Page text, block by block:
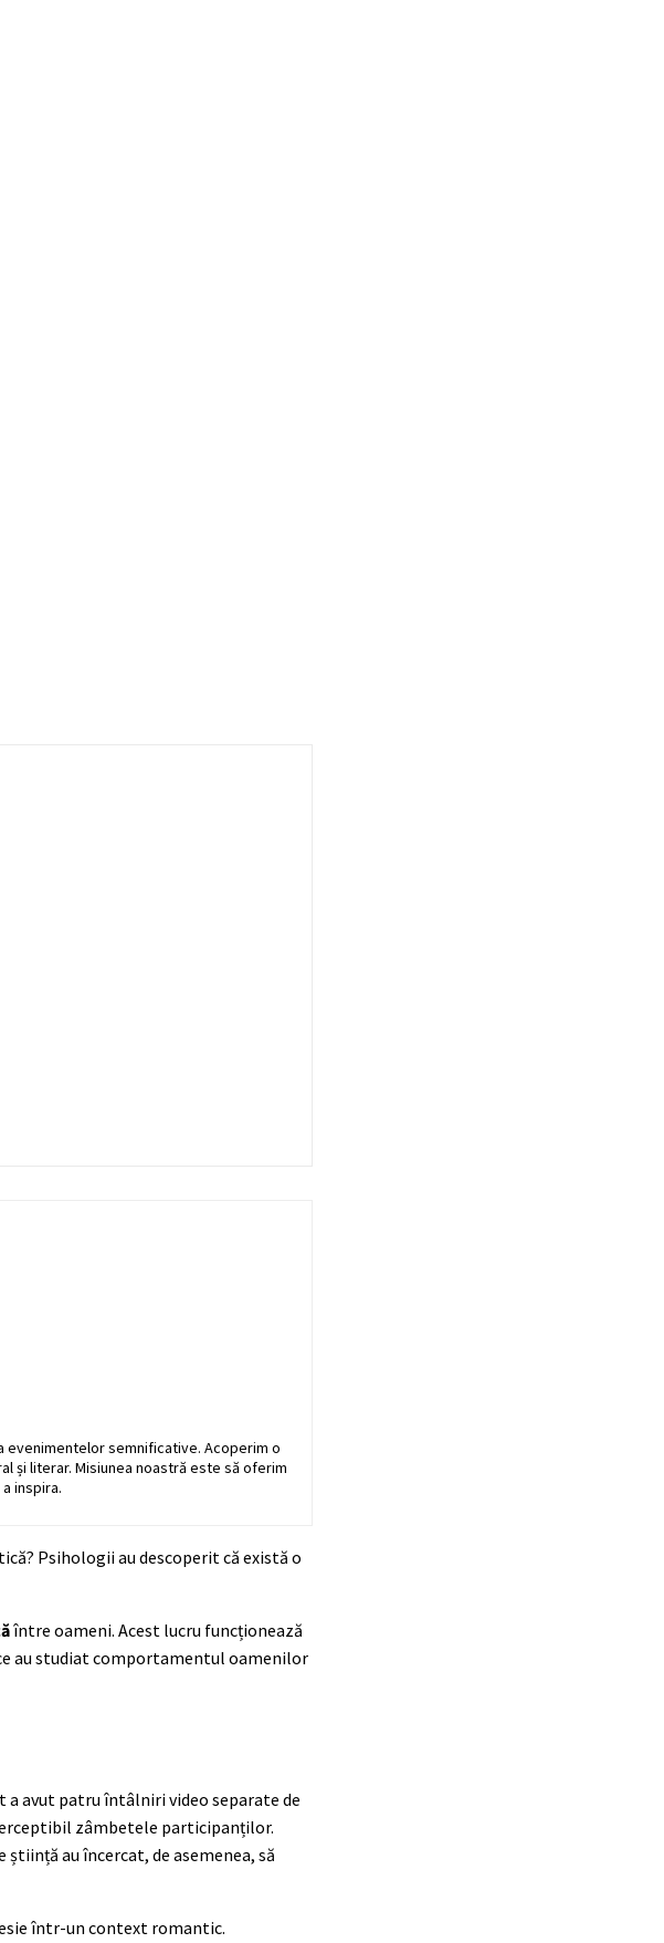
semnificative. Acoperim o
și literar. Misiunea noastră este să oferim
inspira.
Psihologii au descoperit că există o
între oameni. Acest lucru funcționează
au studiat comportamentul oamenilor
avut patru întâlniri video separate de
zâmbetele participanților.
au încercat, de asemenea, să
într-un context romantic.